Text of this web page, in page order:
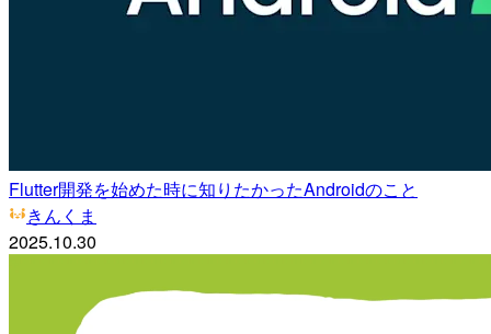
Flutter開発を始めた時に知りたかったAndroidのこと
きんくま
2025.10.30